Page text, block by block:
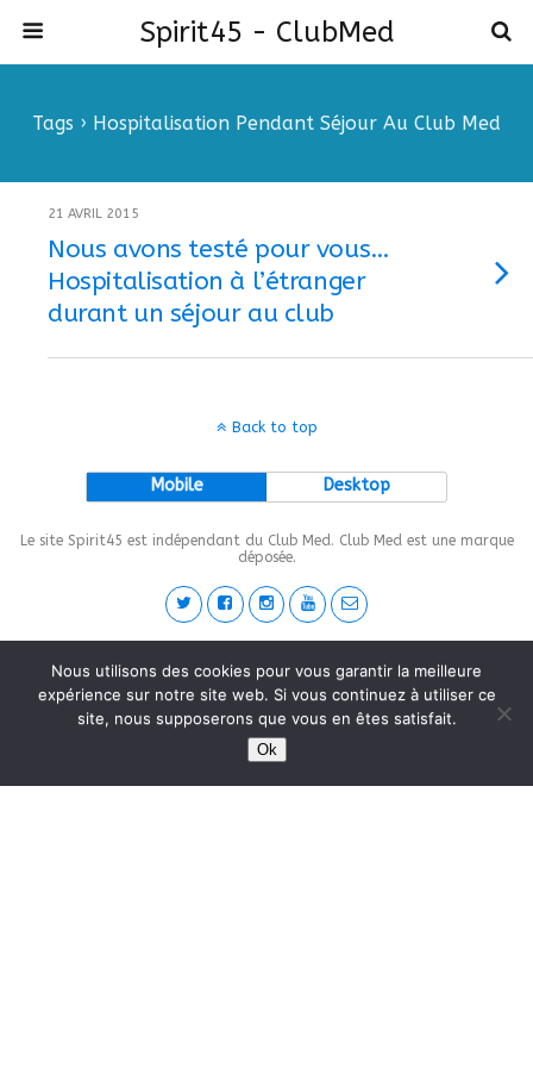
Spirit45 - ClubMed
Tags › Hospitalisation Pendant Séjour Au Club Med
21 AVRIL 2015
Nous avons testé pour vous…
Hospitalisation à l’étranger
durant un séjour au club
Back to top
Mobile Desktop
Le site Spirit45 est indépendant du Club Med. Club Med est une marque
déposée.
This site is protected by wp-copyrightpro.com
Nous utilisons des cookies pour vous garantir la meilleure
expérience sur notre site web. Si vous continuez à utiliser ce
site, nous supposerons que vous en êtes satisfait.
Ok